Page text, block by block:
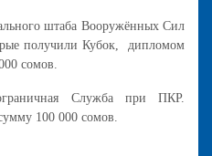
штаба Вооружённых Сил
получили Кубок, дипломом
сомов.
Служба при ПКР.
100 000 сомов.